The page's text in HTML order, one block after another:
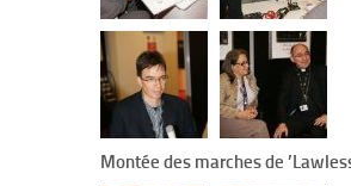
Montée des marches de